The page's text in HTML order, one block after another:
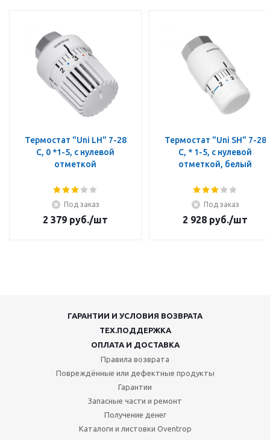
Термостат "Uni LH" 7-28
C, 0 *1-5, с нулевой
отметкой
Под заказ
2 379 руб./шт
Термостат "Uni SH" 7-28
C, * 1-5, с нулевой
отметкой, белый
Под заказ
2 928 руб./шт
ГАРАНТИИ И УСЛОВИЯ ВОЗВРАТА
ТЕХ.ПОДДЕРЖКА
ОПЛАТА И ДОСТАВКА
Правила возврата
Повреждённые или дефектные продукты
Гарантии
Запасные части и ремонт
Получение денег
Каталоги и листовки Oventrop